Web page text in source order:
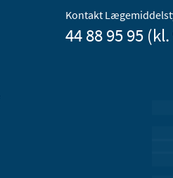
Kontakt
44 88 95 95